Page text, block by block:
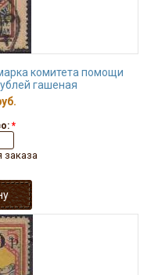
комитета помощи
гашеная
*
заказа